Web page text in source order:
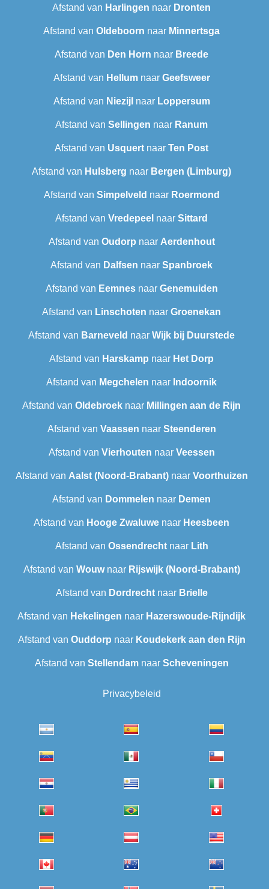
Afstand van Harlingen naar Dronten
Afstand van Oldeboorn naar Minnertsga
Afstand van Den Horn naar Breede
Afstand van Hellumnaar Geefsweer
Afstand van Niezijl naar Loppersum
Afstand van Sellingen naar Ranum
Afstand van Usquert naar Ten Post
Afstand van Hulsberg naar Bergen (Limburg)
Afstand van Simpelveld naar Roermond
Afstand van Vredepeel naar Sittard
Afstand van Oudorp naar Aerdenhout
Afstand van Dalfsen naar Spanbroek
Afstand van Eemnesnaar Genemuiden
Afstand van Linschoten naar Groenekan
Afstand van Barneveld naar Wijk bij Duurstede
Afstand van Harskamp naar Het Dorp
Afstand van Megchelen naar Indoornik
Afstand van Oldebroek naar Millingen aan de Rijn
Afstand van Vaassen naar Steenderen
Afstand van Vierhouten naar Veessen
Afstand van Aalst (Noord-Brabant)naar Voorthuizen
Afstand van Dommelen naar Demen
Afstand van Hooge Zwaluwe naar Heesbeen
Afstand van Ossendrechtnaar Lith
Afstand van Wouwnaar Rijswijk (Noord-Brabant)
Afstand van Dordrechtnaar Brielle
Afstand van Hekelingen naar Hazerswoude-Rijndijk
Afstand van Ouddorp naar Koudekerk aan den Rijn
Afstand van Stellendamnaar Scheveningen‎
Privacybeleid